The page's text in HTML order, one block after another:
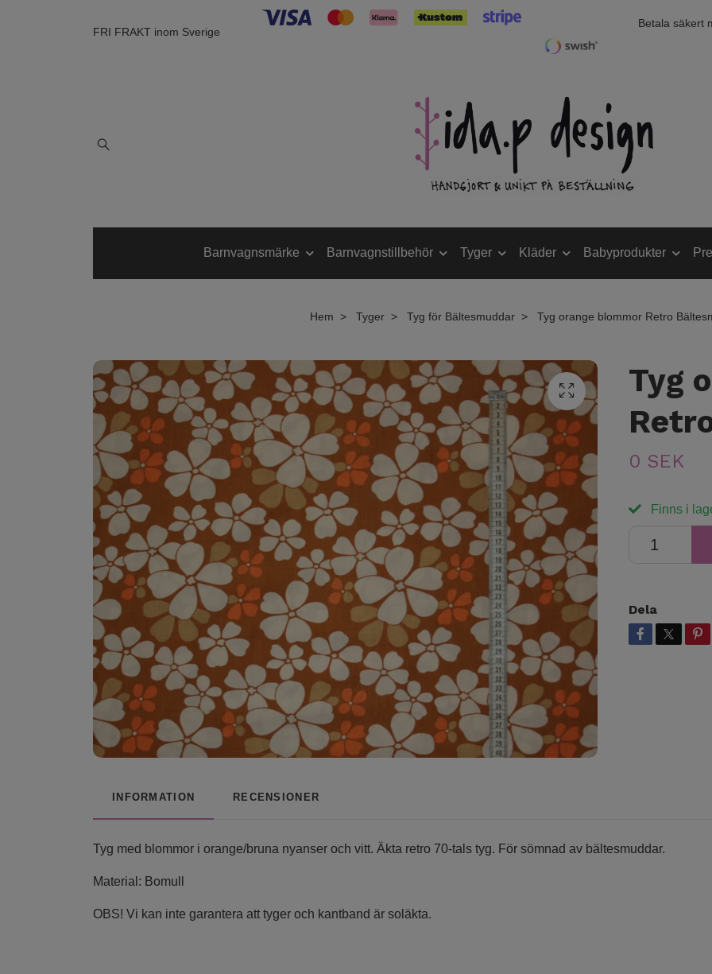
FRI FRAKT inom Sverige
Betala säkert
Barnvagnsmärke Barnvagnstillbehör Tyger Kläder Babyprodukter
Hem Tyger Tyg för Bältesmuddar Tyg orange blommor Retro
Tyg
0 SEK
Finns i
Dela
INFORMATION RECENSIONER
Tyg med blommor i orange/bruna nyanser och vitt. Äkta retro 70-tals tyg. För sömnad av bältesmuddar.
Material: Bomull
OBS! Vi kan inte garantera att tyger och kantband är soläkta.